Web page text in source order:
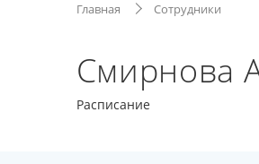
Главная Сотрудники
Смирнова
Расписание